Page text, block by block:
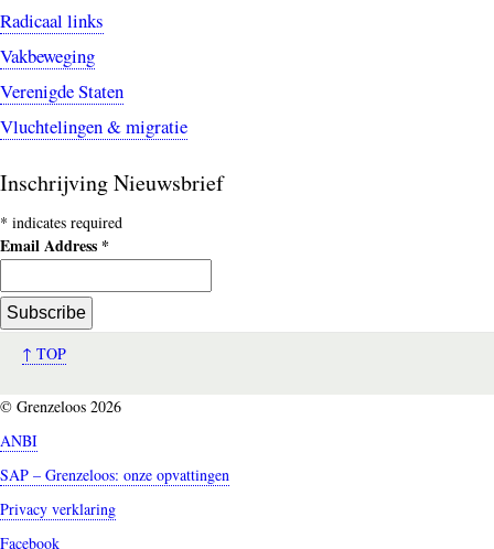
Radicaal links
Vakbeweging
Verenigde Staten
Vluchtelingen & migratie
Inschrijving Nieuwsbrief
* indicates required
Email Address *
↑ TOP
© Grenzeloos 2026
ANBI
SAP – Grenzeloos: onze opvattingen
Privacy verklaring
Facebook